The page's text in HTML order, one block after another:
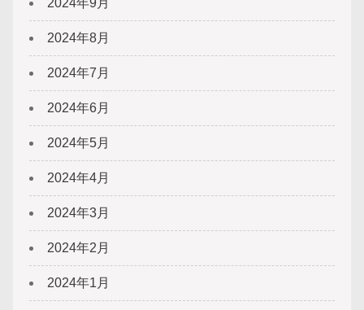
2024年9月
2024年8月
2024年7月
2024年6月
2024年5月
2024年4月
2024年3月
2024年2月
2024年1月